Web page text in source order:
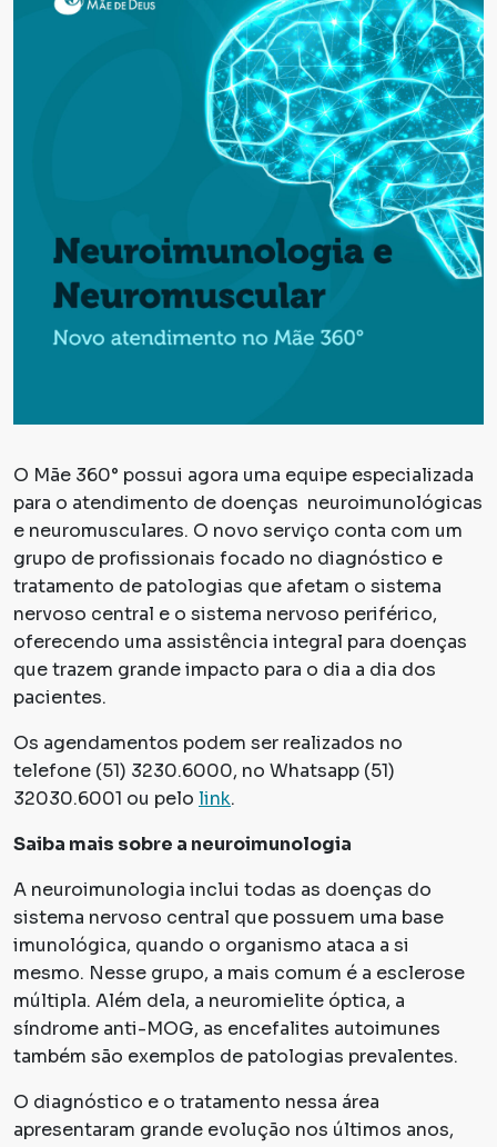
O Mãe 360° possui agora uma equipe especializada
para o atendimento de doenças neuroimunológicas
e neuromusculares. O novo serviço conta com um
grupo de profissionais focado no diagnóstico e
tratamento de patologias que afetam o sistema
nervoso central e o sistema nervoso periférico,
oferecendo uma assistência integral para doenças
que trazem grande impacto para o dia a dia dos
pacientes.
Os agendamentos podem ser realizados no
telefone (51) 3230.6000, no Whatsapp (51)
32030.6001 ou pelo link.
Saiba mais sobre a neuroimunologia
A neuroimunologia inclui todas as doenças do
sistema nervoso central que possuem uma base
imunológica, quando o organismo ataca a si
mesmo. Nesse grupo, a mais comum é a esclerose
múltipla. Além dela, a neuromielite óptica, a
síndrome anti-MOG, as encefalites autoimunes
também são exemplos de patologias prevalentes.
O diagnóstico e o tratamento nessa área
apresentaram grande evolução nos últimos anos,